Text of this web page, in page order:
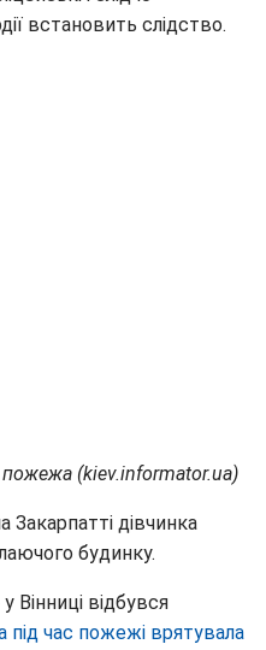
встановить слідство.
пожежа (kiev.informator.ua)
Закарпатті дівчинка
будинку.
відбувся
під час пожежі врятувала